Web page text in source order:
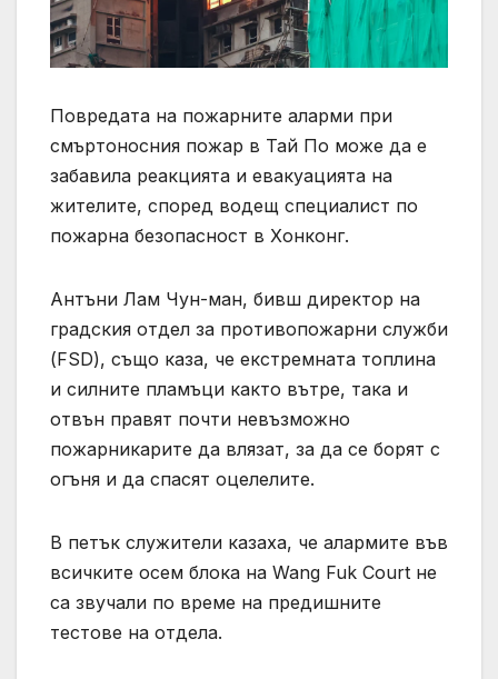
Повредата на пожарните аларми при
смъртоносния пожар в Тай По може да е
забавила реакцията и евакуацията на
жителите, според водещ специалист по
пожарна безопасност в Хонконг.
Антъни Лам Чун-ман, бивш директор на
градския отдел за противопожарни служби
(FSD), също каза, че екстремната топлина
и силните пламъци както вътре, така и
отвън правят почти невъзможно
пожарникарите да влязат, за да се борят с
огъня и да спасят оцелелите.
В петък служители казаха, че алармите във
всичките осем блока на Wang Fuk Court не
са звучали по време на предишните
тестове на отдела.